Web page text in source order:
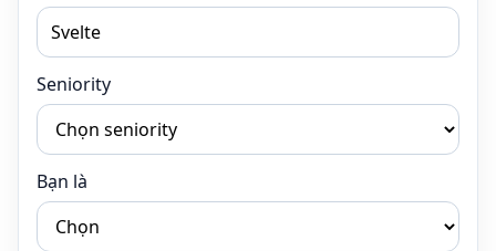
Seniority
Bạn là